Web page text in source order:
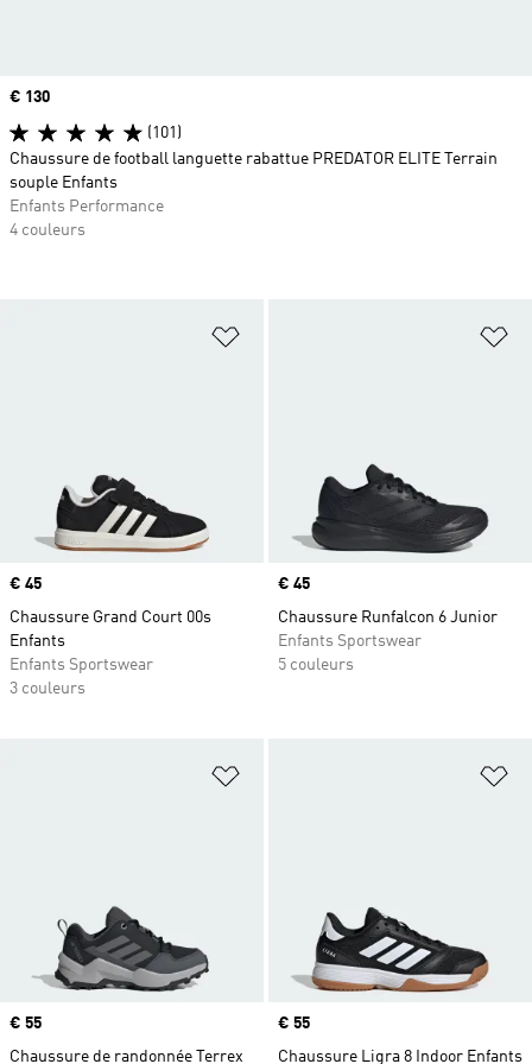
Ajouter à la Liste de produits
Prix
€ 45
Chaussure Grand Court 00s
Enfants
Enfants Sportswear
3 couleurs
Prix
€ 45
Chaussure Runfalcon 6 Junior
Enfants Sportswear
5 couleurs
Ajouter à la Liste de produits
Prix
€ 55
Chaussure de randonnée Terrex
Prix
€ 55
Chaussure Ligra 8 Indoor Enfants
Prix
€ 130
(101)
Chaussure de football languette rabattue PREDATOR ELITE Terrain
souple Enfants
Enfants Performance
4 couleurs